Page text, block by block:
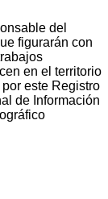
del
figurarán con
en el territorio
este Registro
de Información